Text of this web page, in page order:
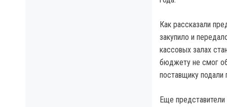
Как рассказали
закупило и
кассовых залах
бюджету не смог
поставщику подали
Еще представители